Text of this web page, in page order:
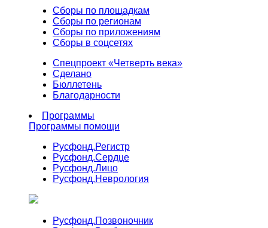
Сборы по площадкам
Сборы по регионам
Сборы по приложениям
Сборы в соцсетях
Спецпроект «Четверть века»
Сделано
Бюллетень
Благодарности
Программы
Программы помощи
Русфонд.Регистр
Русфонд.Сердце
Русфонд.Лицо
Русфонд.Неврология
Русфонд.Позвоночник